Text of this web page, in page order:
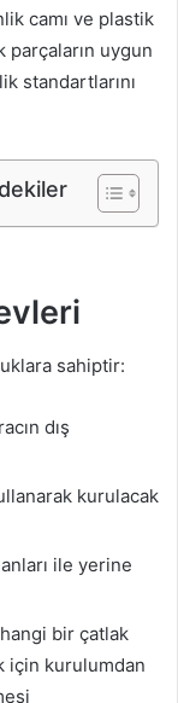
camı ve plastik
uygun
standartlarını
sahiptir:
dış
kurulacak
ile yerine
bir çatlak
için kurulumdan